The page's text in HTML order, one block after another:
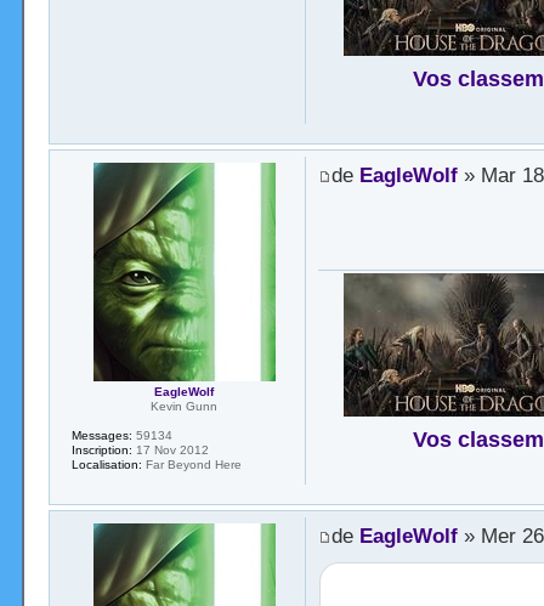
Vos
de EagleWolf» Mar
Vos
EagleWolf
Kevin Gunn
Messages: 59134
Inscription: 17 Nov 2012
Localisation: Far Beyond Here
de EagleWolf» Mer